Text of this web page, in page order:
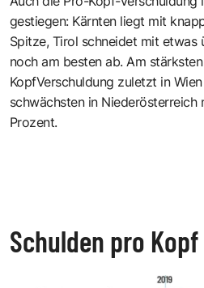
gestiegen: Kärnten liegt mit
Spitze, Tirol schneidet mit etwas
noch am besten ab. Am
KopfVerschuldung zuletzt in
schwächsten in Niederösterreich
Prozent.
Schulden pro Kopf